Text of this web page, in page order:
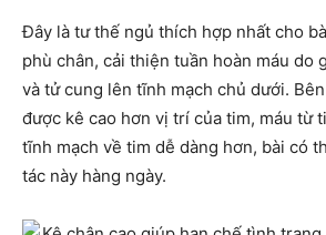
Đây là tư thế ngủ thích hợp nhất cho
phù chân, cải thiện tuần hoàn máu do
và tử cung lên tĩnh mạch chủ dưới.
được kê cao hơn vị trí của tim, máu từ
tĩnh mạch về tim dễ dàng hơn, bài có
tác này hàng ngày.